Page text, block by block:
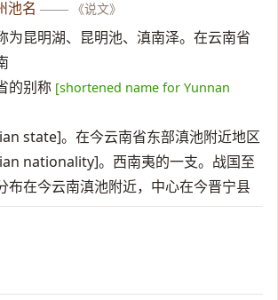
池名 —— 《说文》
为昆明湖、昆明池、滇南泽。在云南省
的别称 [shortened name for Yunnan
state]。在今云南省东部滇池附近地区
nationality]。西南夷的一支。战国至
布在今云南滇池附近，中心在今晋宁县